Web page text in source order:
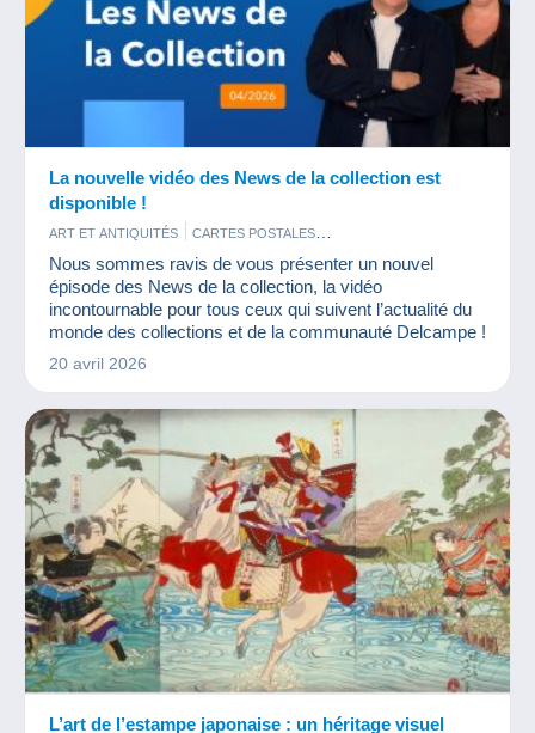
La nouvelle vidéo des News de la collection est
disponible !
ART ET ANTIQUITÉS
CARTES POSTALES
ÉVÉNEMENTS DELCAMPE
MONNAIES & BILLETS
PHOTOGRAPHIE
PUBLICITÉ TIMBRES
Nous sommes ravis de vous présenter un nouvel
épisode des News de la collection, la vidéo
incontournable pour tous ceux qui suivent l’actualité du
monde des collections et de la communauté Delcampe !
20 avril 2026
L’art de l’estampe japonaise : un héritage visuel